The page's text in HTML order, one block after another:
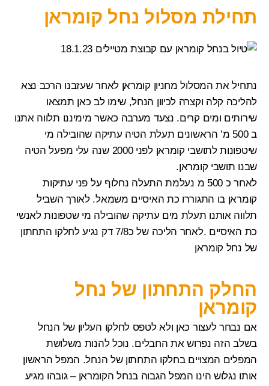
תחילת מסלול נחל קומראן
נתחיל את המסלול מחניון קומראן לאחר שעזבנו הרכב נצא
להליכה קלה וקצרה לכיוון הנחל, שימו לב כאן תמצאו
שירותים ומים קרים. נצעד מערבה כאשר מימיננו תלווה אתנו
ב 500 מ’ הראשונים תעלת הטיה עתיקה שהובילה מי
שיטפונות לתושבי קומראן לפני 2000 שנה עלי מפעל הטיה
שבנו תושבי קומראן.
לאחר כ 500 מ נעלמת התעלה נחלוף על פני
עתיקות
קומראן בו התגוררו כת האיסיים משמאל. לאורך השביל
תלווה אותנו תעלת מים עתיקה שהובילה מי שטפונות לאנשי
כת האיסיים .לאחר הליכה של כ7/8 דק נגיע לחלקו התחתון
של נחל קומראן
החלק התחתון של נחל
קומראן
אם נבחר לעצור כאן ולא לטפס לחלקו העליון של הנחל
בשלב הזה נפרוש את החבלים. נוכל להנות משלושת
המפלים המצויים בחלקו התחתון של הנחל. המפל הראשון
אותו נגלוש הינו המפל הגבוה בנחל הקומראן – גובהו מגיע